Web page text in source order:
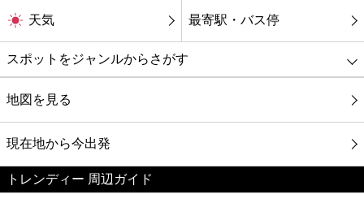
天気 最寄駅・バス停
スポットをジャンルからさがす
グルメ
映画
美容
地図を見る
現在地から今出発
トレンディー 周辺ガイド